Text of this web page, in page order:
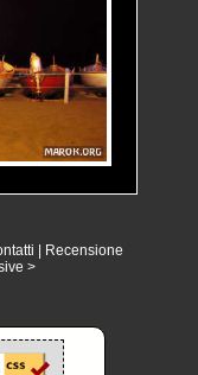
Recensione
>